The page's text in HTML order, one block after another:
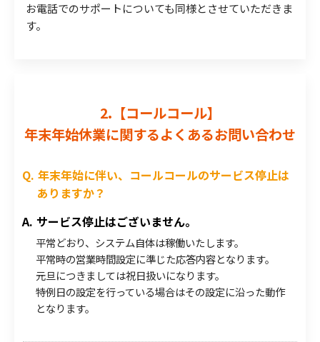
お電話でのサポートについても同様とさせていただきま
す。
2.【コールコール】
年末年始休業に関するよくあるお問い合わせ
年末年始に伴い、コールコールのサービス停止は
ありますか？
サービス停止はございません。
平常どおり、システム自体は稼働いたします。
平常時の営業時間設定に準じた応答内容となります。
元旦につきましては祝日扱いになります。
特例日の設定を行っている場合はその設定に沿った動作
となります。